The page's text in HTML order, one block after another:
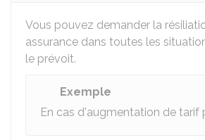
Vous pouvez demander la
assurance dans toutes les
le prévoit.
Exemple
En cas d'augmentation de tarif